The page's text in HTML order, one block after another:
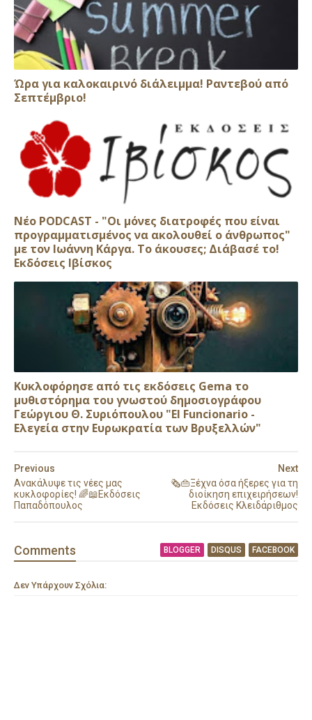
Ώρα για καλοκαιρινό διάλειμμα! Ραντεβού από
Σεπτέμβριο!
Νέο PODCAST - "Οι μόνες διατροφές που είναι
προγραμματισμένος να ακολουθεί ο άνθρωπος"
με τον Ιωάννη Κάργα. Το άκουσες; Διάβασέ το!
Εκδόσεις Ιβίσκος
Κυκλοφόρησε από τις εκδόσεις Gema το
μυθιστόρημα του γνωστού δημοσιογράφου
Γεώργιου Θ. Συριόπουλου "El Funcionario -
Ελεγεία στην Ευρωκρατία των Βρυξελλών"
Next
🗞️👜Ξέχνα όσα ήξερες για τη
διοίκηση επιχειρήσεων!
Εκδόσεις Κλειδάριθμος
Previous
Ανακάλυψε τις νέες μας
κυκλοφορίες! 🌈📖Εκδόσεις
Παπαδόπουλος
Comments BLOGGER DISQUS FACEBOOK
Δεν Υπάρχουν Σχόλια: